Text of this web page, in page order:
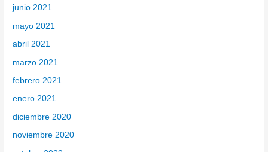
junio 2021
mayo 2021
abril 2021
marzo 2021
febrero 2021
enero 2021
diciembre 2020
noviembre 2020